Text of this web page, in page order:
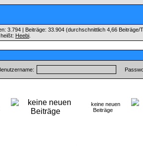
3.794 | Beiträge: 33.904 (durchschnittlich 4,66 Beiträge/
Heebi
keine neuen
Beiträge